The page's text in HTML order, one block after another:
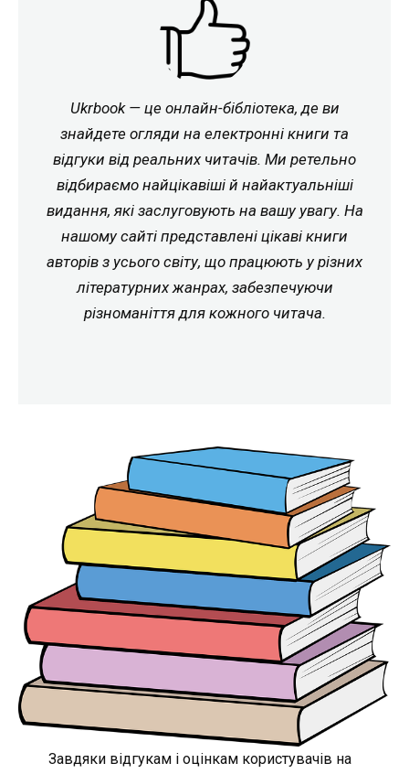
Ukrbook — це онлайн-бібліотека, де ви
знайдете огляди на електронні книги та
відгуки від реальних читачів. Ми ретельно
відбираємо найцікавіші й найактуальніші
видання, які заслуговують на вашу увагу. На
нашому сайті представлені цікаві книги
авторів з усього світу, що працюють у різних
літературних жанрах, забезпечуючи
різноманіття для кожного читача.
Завдяки відгукам і оцінкам користувачів на